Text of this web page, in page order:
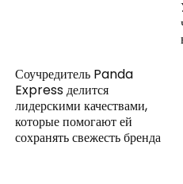
Соучредитель Panda
Express делится
лидерскими качествами,
которые помогают ей
сохранять свежесть бренда